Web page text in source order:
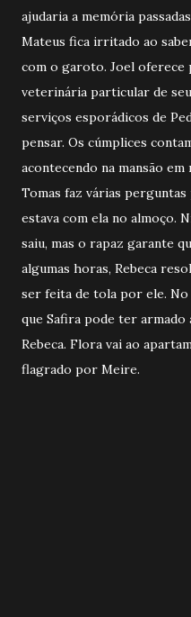
ajudaria a memória
Mateus fica irritado ao
com o garoto. Joel oferece
veterinária particular de
serviços esporádicos de
pensar. Os cúmplices
acontecendo na mansão
Tomas faz várias perguntas
estava com ela no almoço.
saiu, mas o rapaz garante
algumas horas, Rebeca
ser feita de tola por ele.
que Safira pode ter armado
Rebeca. Flora vai ao
flagrado por Meire.